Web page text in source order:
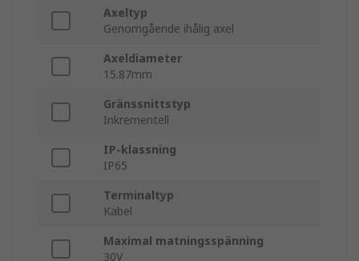
Axeltyp
Genomgående ihålig axel
Axeldiameter
15.87mm
Gränssnittstyp
Inkrementell
IP-klassning
IP65
Terminaltyp
Kabel
Maximal matningsspänning
30V